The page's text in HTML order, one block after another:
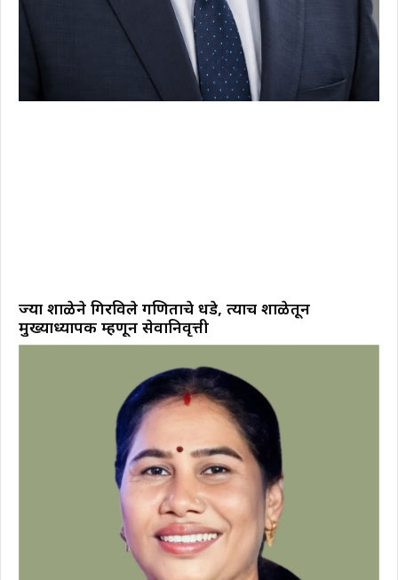
ज्या शाळेने गिरविले गणिताचे धडे, त्याच शाळेतून
मुख्याध्यापक म्हणून सेवानिवृत्ती